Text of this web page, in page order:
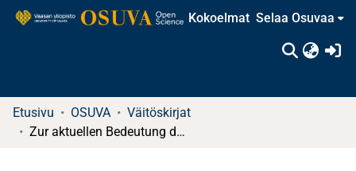
Kokoelmat Selaa Osuvaa
Etusivu OSUVA
Väitöskirjat
Zur aktuellen Bedeutung des Lexems Zuwanderer im Spiegel der Frankfurter Allgemeinen Zeitung und der Süddeutschen Zeitung 2000-2010 : eine lexikalisch-semantische Untersuchung